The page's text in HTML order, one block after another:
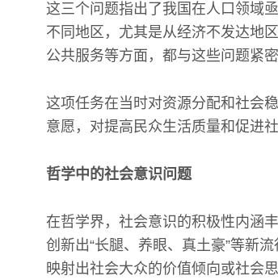
这三个问题指出了我国在人口领域
不同地区，尤其是从经济不发达地
公共服务等方面，都与这些问题紧密
这项任务在当时对资源分配和社会
意愿，对提高民众生活质量和促进
哲学中的社会意识问题
在哲学界，社会意识的积极性内涵
创新出“长腿、养眼、真土豪”等新
映射出社会大众的价值倾向或社会思